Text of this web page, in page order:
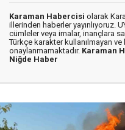
Karaman Habercisi olarak
illerinden haberler yayınlıyoruz.
cümleler veya imalar, inançlara
Türkçe karakter kullanılmayan
onaylanmamaktadır. Karaman
Niğde Haber